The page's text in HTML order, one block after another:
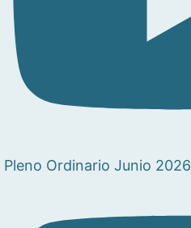
Pleno Ordinario Junio 2026